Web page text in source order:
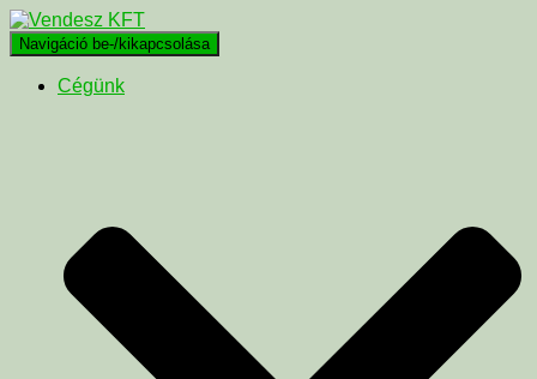
Navigáció be-/kikapcsolása
Cégünk